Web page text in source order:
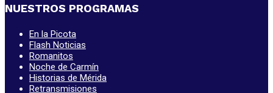
NUESTROS PROGRAMAS
En la Picota
Flash Noticias
Romanitos
Noche de Carmín
Historias de Mérida
Retransmisiones